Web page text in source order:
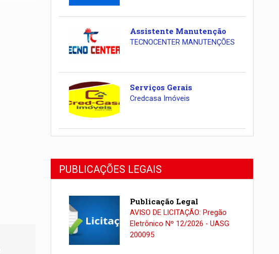
Assistente Manutenção
TECNOCENTER MANUTENÇÕES
Serviços Gerais
Credcasa Imóveis
PUBLICAÇÕES LEGAIS
Publicação Legal
AVISO DE LICITAÇÃO: Pregão
Eletrônico Nº 12/2026 - UASG
200095